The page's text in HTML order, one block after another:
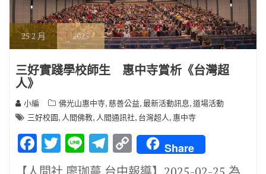
252 月 2025
三好實踐學校師生 惠中寺賞析《台灣超
人》
小編 佛光山惠中寺,慈善公益,最新活動訊息,道場活動
三好校園, 人間佛教, 人間通訊社, 台灣超人, 惠中寺
F
ac
T
w
Li
n
T
el
C
o
Share